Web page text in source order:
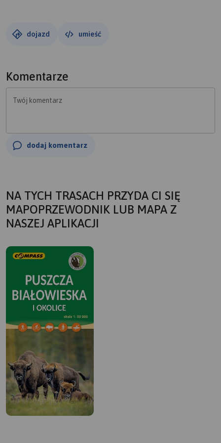
dojazd umieść
Komentarze
Twój komentarz
dodaj komentarz
NA TYCH TRASACH PRZYDA CI SIĘ
MAPOPRZEWODNIK LUB MAPA Z
NASZEJ APLIKACJI